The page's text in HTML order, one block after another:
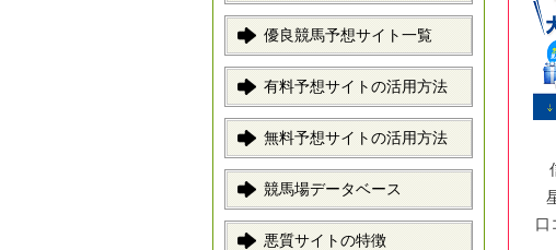
優良競馬予想サイト一覧
有料予想サイトの活用方法
無料予想サイトの活用方法
競馬場データベース
悪質サイトの特徴
口